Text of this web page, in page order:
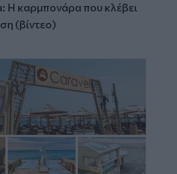
Η καρμπονάρα που κλέβει
(βίντεο)